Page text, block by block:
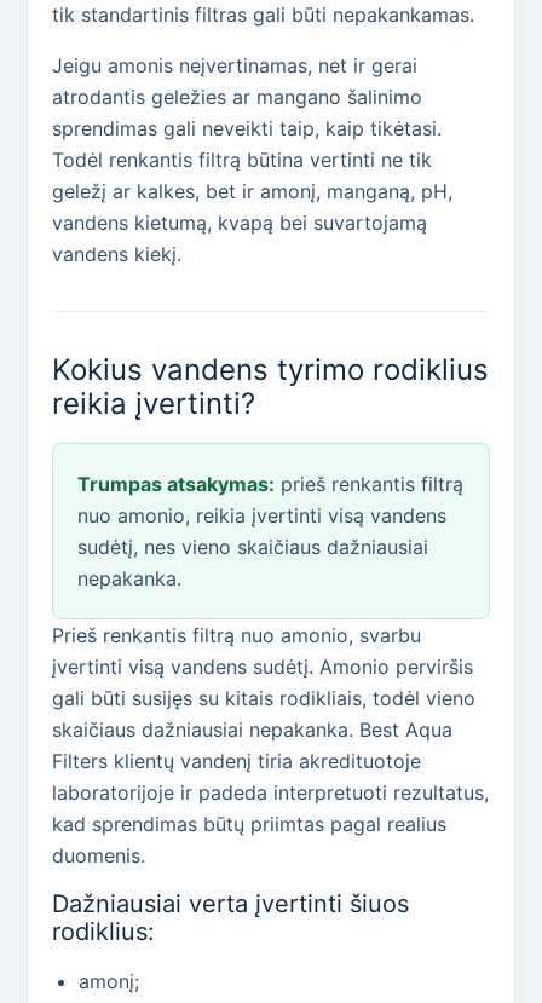
tik standartinis filtras gali būti nepakankamas.
Jeigu amonis neįvertinamas, net ir gerai
atrodantis geležies ar mangano šalinimo
sprendimas gali neveikti taip, kaip tikėtasi.
Todėl renkantis filtrą būtina vertinti ne tik
geležį ar kalkes, bet ir amonį, manganą, pH,
vandens kietumą, kvapą bei suvartojamą
vandens kiekį.
Kokius vandens tyrimo rodiklius
reikia įvertinti?
Trumpas atsakymas: prieš renkantis filtrą
nuo amonio, reikia įvertinti visą vandens
sudėtį, nes vieno skaičiaus dažniausiai
nepakanka.
Prieš renkantis filtrą nuo amonio, svarbu
įvertinti visą vandens sudėtį. Amonio perviršis
gali būti susijęs su kitais rodikliais, todėl vieno
skaičiaus dažniausiai nepakanka. Best Aqua
Filters klientų vandenį tiria akredituotoje
laboratorijoje ir padeda interpretuoti rezultatus,
kad sprendimas būtų priimtas pagal realius
duomenis.
Dažniausiai verta įvertinti šiuos
rodiklius:
amonį;